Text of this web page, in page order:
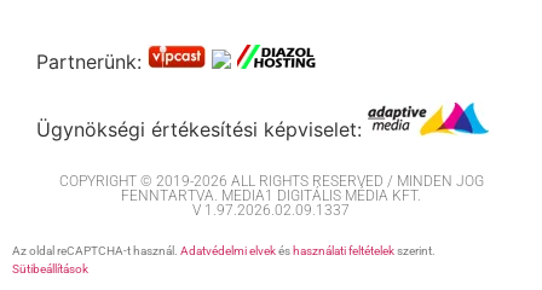
Partnerünk:
Ügynökségi értékesítési képviselet:
COPYRIGHT © 2019-2026 ALL RIGHTS RESERVED / MINDEN JOG
FENNTARTVA. MEDIA1 DIGITÁLIS MÉDIA KFT.
V 1.97.2026.02.09.1337
Az oldal reCAPTCHA-t használ. Adatvédelmi elvekés használati feltételekszerint.
Sütibeállítások